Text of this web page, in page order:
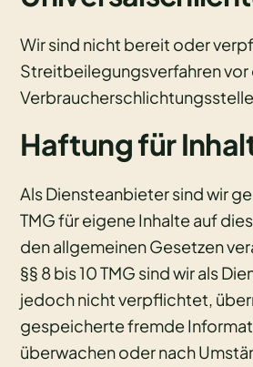
Wir sind nicht bereit oder
Streitbeilegungsverfahren vor
Haftung für
Als Diensteanbieter sind wir
TMG für eigene Inhalte auf
den allgemeinen Gesetzen
§§ 8 bis 10 TMG sind wir als
jedoch nicht verpflichtet,
gespeicherte fremde
überwachen oder nach